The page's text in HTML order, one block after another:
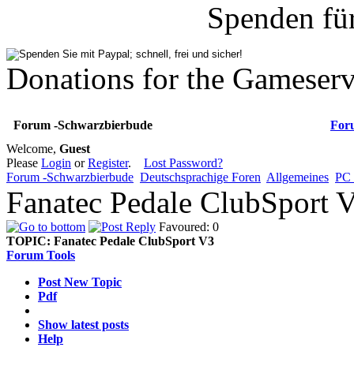
Spenden
Donations for the
Forum -Schwarzbierbude
Welcome, Guest
Please Login orRegister. Lost Password?
Forum -Schwarzbierbude Deutschsprachige Foren Allgemeines PC
Fanatec Pedale
Favoured: 0
TOPIC: Fanatec Pedale ClubSport V3
Forum Tools
Post New Topic
Pdf
Show latest posts
Help